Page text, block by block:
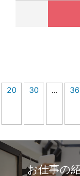
※ 夜
20 30 ... 36
お仕事の